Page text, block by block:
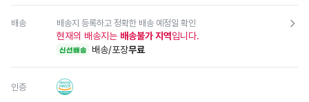
배송 배송지 등록하고 정확한 배송 예정일 확인
현재의 배송지는 배송불가 지역입니다.
신선배송 배송/포장무료
인증